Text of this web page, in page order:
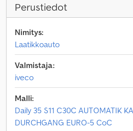
Perustiedot
Nimitys:
Laatikkoauto
Valmistaja:
iveco
Malli:
Daily 35 S11 C30C AUTOMATIK
DURCHGANG EURO-5 CoC